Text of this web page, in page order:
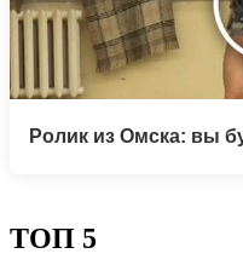
Ролик из Омска: вы
ТОП 5